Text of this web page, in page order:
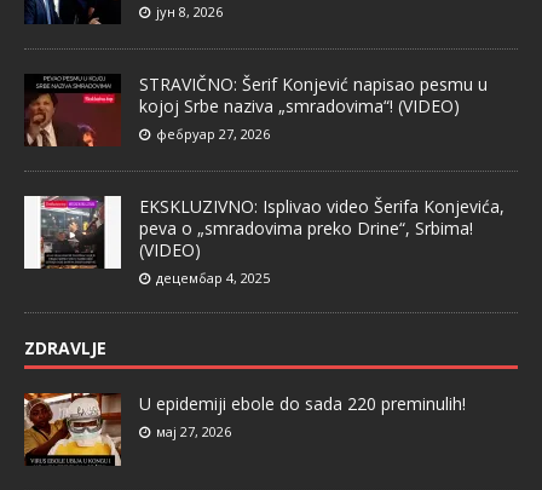
јун 8, 2026
STRAVIČNO: Šerif Konjević napisao pesmu u
kojoj Srbe naziva „smradovima“! (VIDEO)
фебруар 27, 2026
EKSKLUZIVNO: Isplivao video Šerifa Konjevića,
peva o „smradovima preko Drine“, Srbima!
(VIDEO)
децембар 4, 2025
ZDRAVLJE
U epidemiji ebole do sada 220 preminulih!
мај 27, 2026